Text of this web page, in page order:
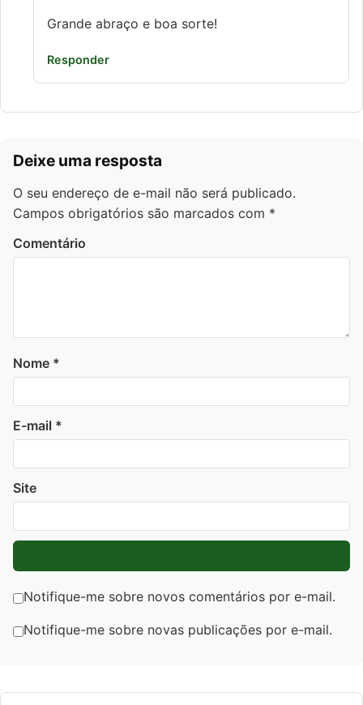
Grande abraço e boa sorte!
Responder
Deixe uma resposta
O seu endereço de e-mail não será publicado.
Campos obrigatórios são marcados com *
Comentário
Nome *
E-mail *
Site
Notifique-me sobre novos comentários por e-mail.
Notifique-me sobre novas publicações por e-mail.